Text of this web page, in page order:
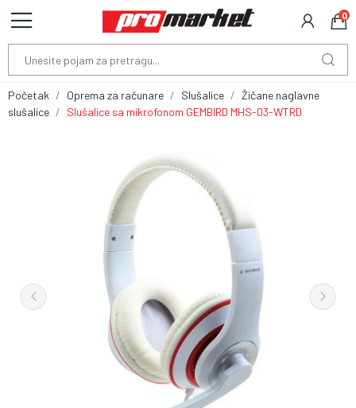
0
Početak Oprema za računare Slušalice
Žičane naglavne
slušalice
Slušalice sa mikrofonom GEMBIRD MHS-03-WTRD